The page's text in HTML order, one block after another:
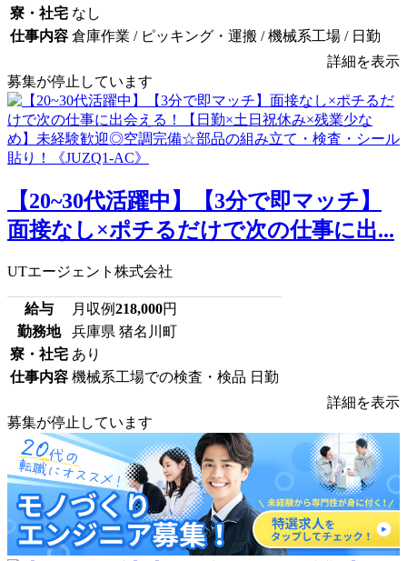
寮・社宅 なし
仕事内容 倉庫作業 / ピッキング・運搬 / 機械系工場 / 日勤
詳細を表示
募集が停止しています
【20~30代活躍中】【3分で即マッチ】
面接なし×ポチるだけで次の仕事に出...
UTエージェント株式会社
給与 月収例218,000円
勤務地
兵庫県 猪名川町
寮・社宅 あり
仕事内容 機械系工場での検査・検品 日勤
詳細を表示
募集が停止しています